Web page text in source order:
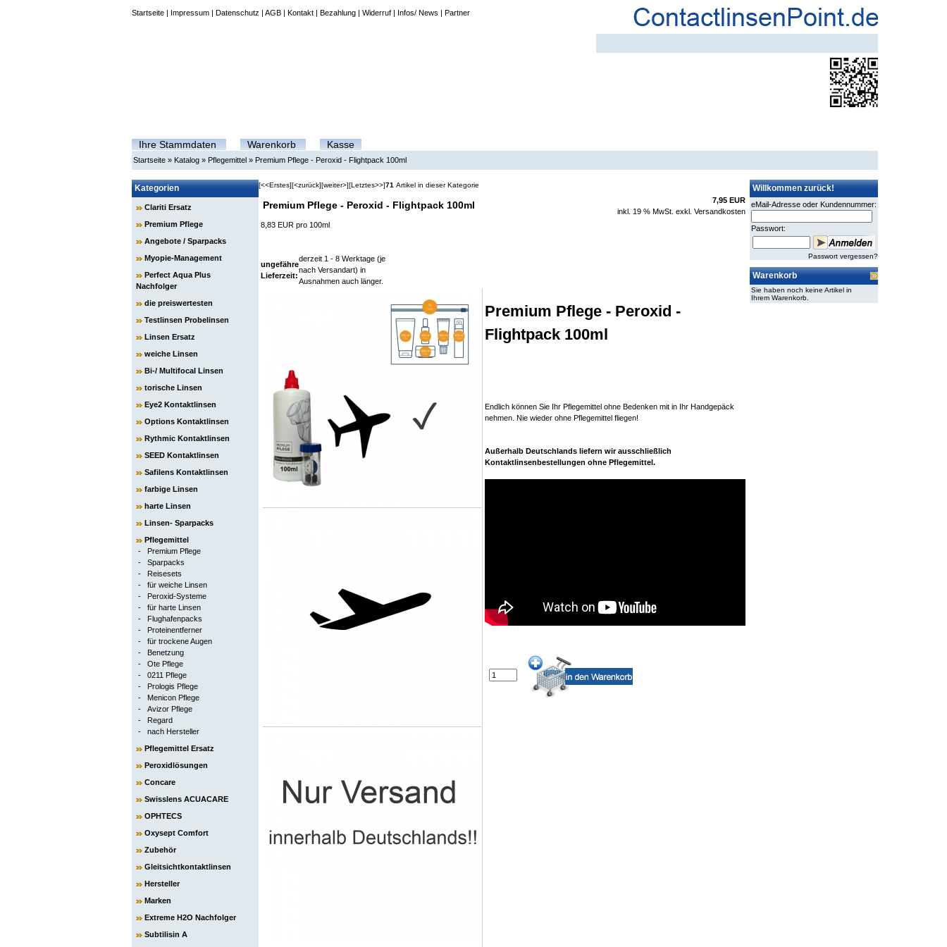
Startseite | Impressum | Datenschutz | AGB | Kontakt | Bezahlung | Widerruf | Infos/ News | Partner
Ihre Stammdaten Warenkorb Kasse
Startseite » Katalog » Pflegemittel » Premium Pflege - Peroxid - Flightpack 100ml
Kategorien
Clariti Ersatz
Premium Pflege
Angebote / Sparpacks
Myopie-Management
Perfect Aqua Plus
Nachfolger
die preiswertesten
Testlinsen Probelinsen
Linsen Ersatz
weiche Linsen
Bi-/ Multifocal Linsen
torische Linsen
Eye2 Kontaktlinsen
Options Kontaktlinsen
Rythmic Kontaktlinsen
SEED Kontaktlinsen
Safilens Kontaktlinsen
farbige Linsen
harte Linsen
Linsen- Sparpacks
Pflegemittel
- Premium Pflege
- Sparpacks
- Reisesets
- für weiche Linsen
- Peroxid-Systeme
- für harte Linsen
- Flughafenpacks
- Proteinentferner
- für trockene Augen
- Benetzung
- Ote Pflege
- 0211 Pflege
- Prologis Pflege
- Menicon Pflege
- Avizor Pflege
- Regard
- nach Hersteller
Pflegemittel Ersatz
Peroxidlösungen
Concare
Swisslens ACUACARE
OPHTECS
Oxysept Comfort
Zubehör
Gleitsichtkontaktlinsen
Hersteller
Marken
Extreme H2O Nachfolger
Subtilisin A
[<<Erstes][<zurück][weiter>][Letztes>>]71 Artikel in dieser Kategorie
Premium Pflege - Peroxid - Flightpack 100ml
7,95 EUR
inkl. 19 % MwSt. exkl. Versandkosten
8,83 EUR pro 100ml
ungefähre
Lieferzeit:
derzeit 1 - 8 Werktage (je
nach Versandart) in
Ausnahmen auch länger.
Premium Pflege - Peroxid -
Flightpack 100ml
Endlich können Sie Ihr Pflegemittel ohne Bedenken mit in Ihr Handgepäck
nehmen. Nie wieder ohne Pflegemittel fliegen!
Außerhalb Deutschlands liefern wir ausschließlich
Kontaktlinsenbestellungen ohne Pflegemittel.
Willkommen zurück!
eMail-Adresse oder Kundennummer:
Passwort:
Passwort vergessen?
Warenkorb
Sie haben noch keine Artikel in
Ihrem Warenkorb.